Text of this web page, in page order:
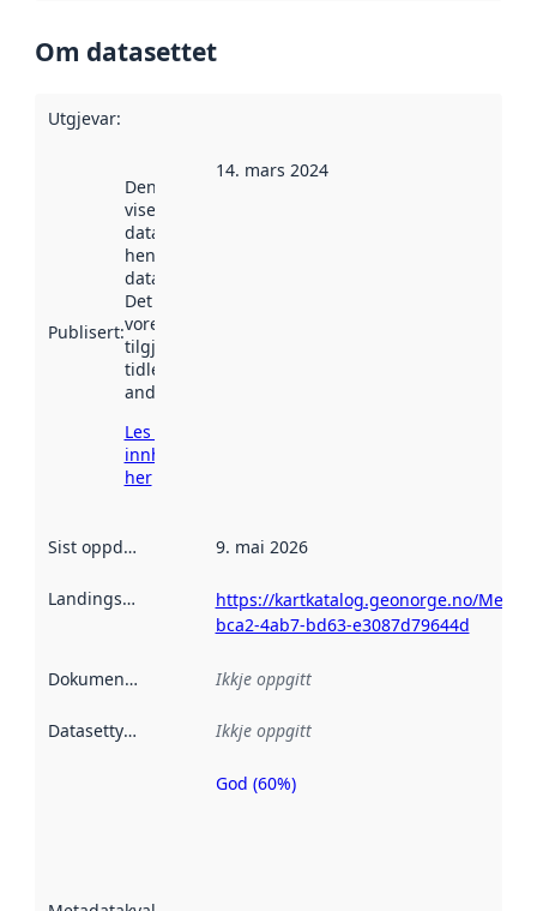
Om datasettet
Utgjevar:
Publisert:
Denne datoen
viser når
datasettet vart
henta inn av
data.norge.no.
Det kan ha
vore
tilgjengeleg
tidlegare
andre stader.
Les meir om
innhenting
her
14. mars 2024
Sist oppdatert 9. mai 2026
Landingsside
https://kartkatalog.geonorge.no/
bca2-4ab7-bd63-e3087d79644d
Dokumentasjon Ikkje oppgitt
Datasettype Ikkje oppgitt
Metadatakvalitet
God (60%)